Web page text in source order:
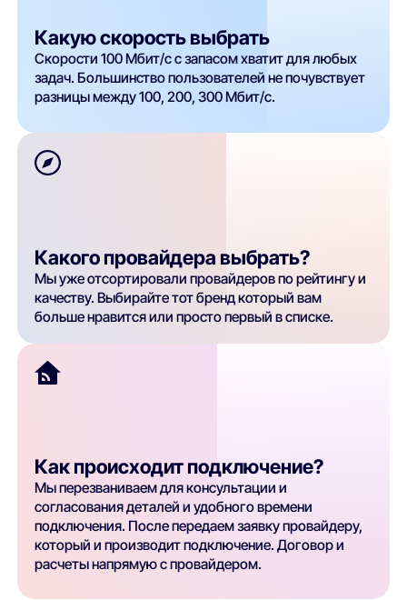
Какую скорость выбрать
Скорости 100 Мбит/с с запасом хватит для любых
задач. Большинство пользователей не почувствует
разницы между 100, 200, 300 Мбит/с.
Какого провайдера выбрать?
Мы уже отсортировали провайдеров по рейтингу и
качеству. Выбирайте тот бренд который вам
больше нравится или просто первый в списке.
Как происходит подключение?
Мы перезваниваем для консультации и
согласования деталей и удобного времени
подключения. После передаем заявку провайдеру,
который и производит подключение. Договор и
расчеты напрямую с провайдером.